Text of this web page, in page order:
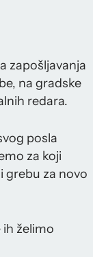
zapošljavanja
na gradske
redara.
posla
za koji
grebu za novo
ih želimo